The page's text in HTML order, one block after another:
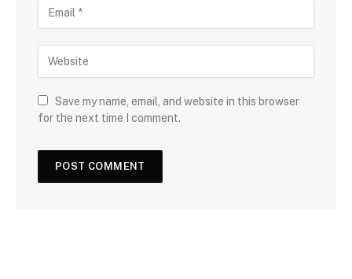
Save my name, email, and website in this browser
for the next time I comment.